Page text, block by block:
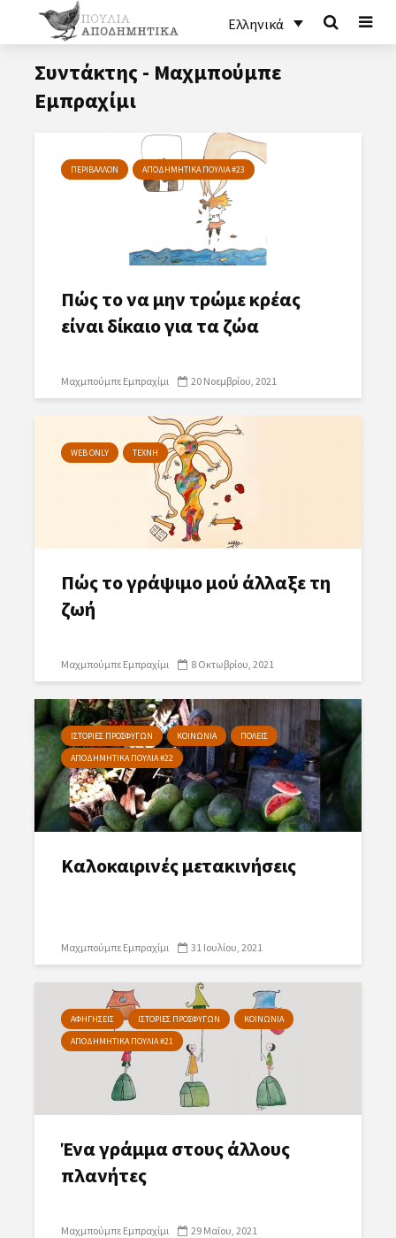
Ελληνικά
Συντάκτης - Μαχμπούμπε
Εμπραχίμι
ΠΕΡΙΒΑΛΛΟΝ ΑΠΟΔΗΜΗΤΙΚΑ ΠΟΥΛΙΑ #23
Πώς το να μην τρώμε κρέας
είναι δίκαιο για τα ζώα
Μαχμπούμπε Εμπραχίμι 20 Νοεμβρίου, 2021
WEB ONLY ΤΕΧΝΗ
Πώς το γράψιμο μού άλλαξε τη
ζωή
Μαχμπούμπε Εμπραχίμι 8 Οκτωβρίου, 2021
ΙΣΤΟΡΙΕΣ ΠΡΟΣΦΥΓΩΝ ΚΟΙΝΩΝΙΑ
ΠΟΛΕΙΣ
ΑΠΟΔΗΜΗΤΙΚΑ ΠΟΥΛΙΑ #22
Καλοκαιρινές μετακινήσεις
Μαχμπούμπε Εμπραχίμι 31 Ιουλίου, 2021
ΑΦΗΓΗΣΕΙΣ ΙΣΤΟΡΙΕΣ ΠΡΟΣΦΥΓΩΝ
ΚΟΙΝΩΝΙΑ
ΑΠΟΔΗΜΗΤΙΚΑ ΠΟΥΛΙΑ #21
Ένα γράμμα στους άλλους
πλανήτες
Μαχμπούμπε Εμπραχίμι 29 Μαΐου, 2021